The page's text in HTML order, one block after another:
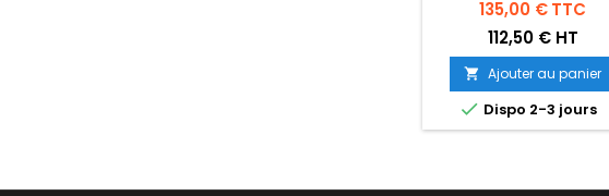
Prix
135,00 €TTC
112,50 € HT
 Ajouter au panier
 Dispo 2-3 jours